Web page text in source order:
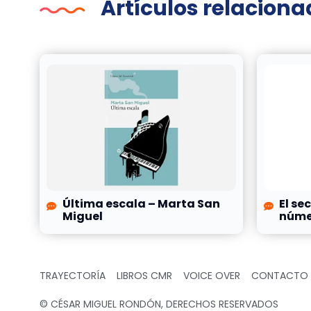
Artículos
Última escala – Marta San
Miguel
El
TRAYECTORÍA LIBROS CMR VOICE OVER CONTACTO
© CÉSAR MIGUEL RONDÓN, DERECHOS RESERVADOS